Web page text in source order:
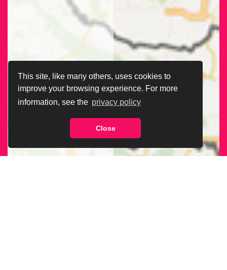
This site, like many others, uses cookies to
improve your browsing experience. For more
information, see the privacy policy
Close